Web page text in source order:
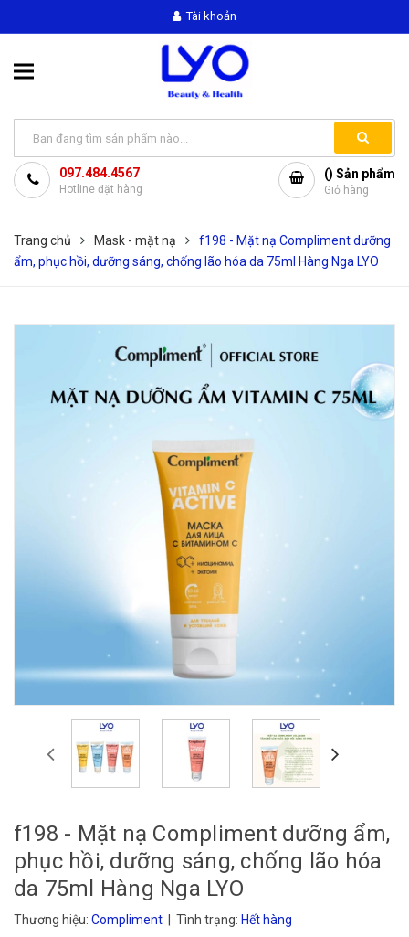
Tài khoản
097.484.4567
Hotline đặt hàng
() Sản phẩm
Giỏ hàng
Trang chủ Mask - mặt nạ
f198 - Mặt nạ Compliment dưỡng
ẩm, phục hồi, dưỡng sáng, chống lão hóa da 75ml Hàng Nga LYO
f198 - Mặt nạ Compliment dưỡng ẩm,
phục hồi, dưỡng sáng, chống lão hóa
da 75ml Hàng Nga LYO
Thương hiệu: Compliment | Tình trạng: Hết hàng